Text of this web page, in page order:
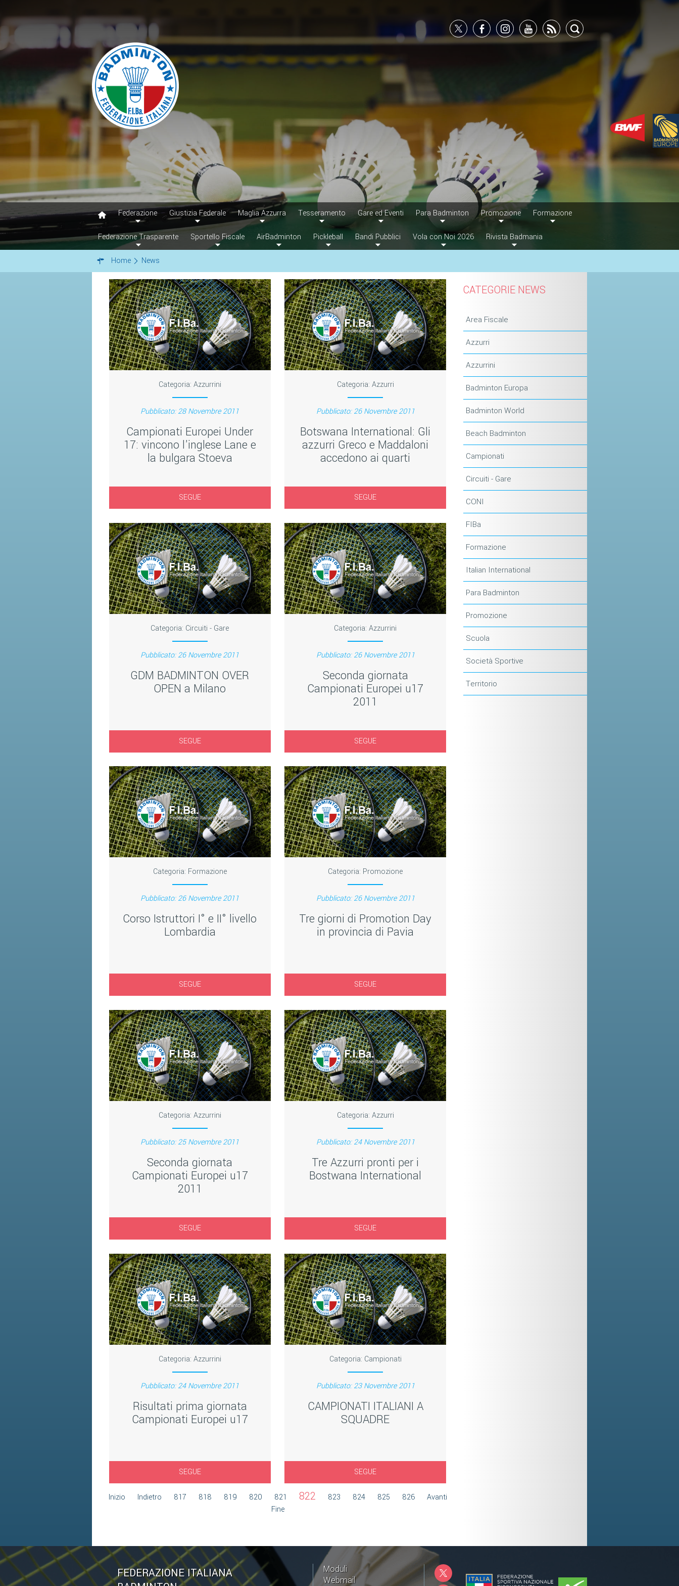
Federazione Giustizia Federale Maglia Azzurra Tesseramento Gare ed Eventi Para Badminton Promozione Formazione
Federazione Trasparente Sportello Fiscale AirBadminton Pickleball Bandi Pubblici Vola con Noi 2026 Rivista Badmania
Home News
Categoria: Azzurrini
Pubblicato: 28 Novembre 2011
Campionati Europei Under
17: vincono l'inglese Lane e
la bulgara Stoeva
SEGUE
Categoria: Azzurri
Pubblicato: 26 Novembre 2011
Botswana International: Gli
azzurri Greco e Maddaloni
accedono ai quarti
SEGUE
Categoria: Circuiti - Gare
Pubblicato: 26 Novembre 2011
GDM BADMINTON OVER
OPEN a Milano
SEGUE
Categoria:Azzurrini
Pubblicato: 26 Novembre 2011
Seconda giornata
Campionati Europei u17
2011
SEGUE
Categoria: Formazione
Pubblicato: 26 Novembre 2011
Corso Istruttori I° e II° livello
Lombardia
SEGUE
Categoria: Promozione
Pubblicato: 26 Novembre 2011
Tre giorni di Promotion Day
in provincia di Pavia
SEGUE
Categoria: Azzurrini
Pubblicato: 25 Novembre 2011
Seconda giornata
Campionati Europei u17
2011
SEGUE
Categoria: Azzurri
Pubblicato: 24 Novembre 2011
Tre Azzurri pronti per i
Bostwana International
SEGUE
Categoria: Azzurrini
Pubblicato: 24 Novembre 2011
Risultati prima giornata
Campionati Europei u17
SEGUE
Categoria: Campionati
Pubblicato: 23 Novembre 2011
CAMPIONATI ITALIANI A
SQUADRE
SEGUE
Inizio Indietro 817 818 819 820 821 822 823 824 825 826
Avanti
Fine
CATEGORIE NEWS
Area Fiscale
Azzurri
Azzurrini
Badminton Europa
Badminton World
Beach Badminton
Campionati
Circuiti - Gare
CONI
FIBa
Formazione
Italian International
Para Badminton
Promozione
Scuola
Società Sportive
Territorio
FEDERAZIONE ITALIANA
Moduli
Webmail